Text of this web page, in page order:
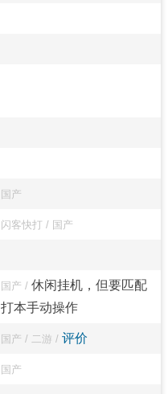
国产
闪客快打 / 国产
国产 / 休闲挂机，但要匹配
打本手动操作
国产 / 二游 / 评价
国产